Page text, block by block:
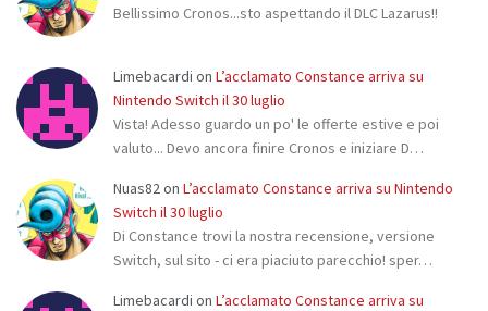
Bellissimo Cronos...sto aspettando il DLC Lazarus!!
Limebacardi on L’acclamato Constance arriva su
Nintendo Switch il 30 luglio
Vista! Adesso guardo un po' le offerte estive e poi
valuto... Devo ancora finire Cronos e iniziare D…
Nuas82on L’acclamato Constance arriva su Nintendo
Switch il 30 luglio
Di Constance trovi la nostra recensione, versione
Switch, sul sito - ci era piaciuto parecchio! sper…
Limebacardi on L’acclamato Constance arriva su